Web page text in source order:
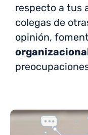
respecto a tus
colegas de
opinión,